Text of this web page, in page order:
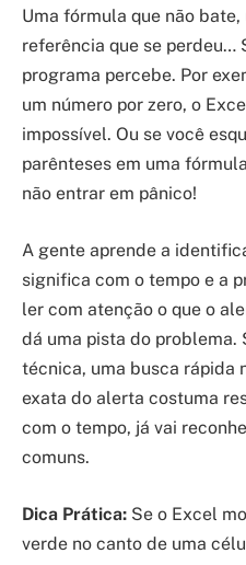
Uma fórmula que não
referência que se perdeu…
programa percebe. Por
um número por zero, o
impossível. Ou se você
parênteses em uma
não entrar em pânico!
A gente aprende a
significa com o tempo e a
ler com atenção o que o
dá uma pista do problema.
técnica, uma busca rápida
exata do alerta costuma
com o tempo, já vai
comuns.
Dica Prática: Se o Excel
verde no canto de uma